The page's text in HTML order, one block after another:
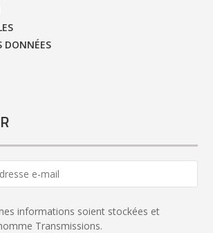
DONNÉES
informations soient stockées et
Transmissions.